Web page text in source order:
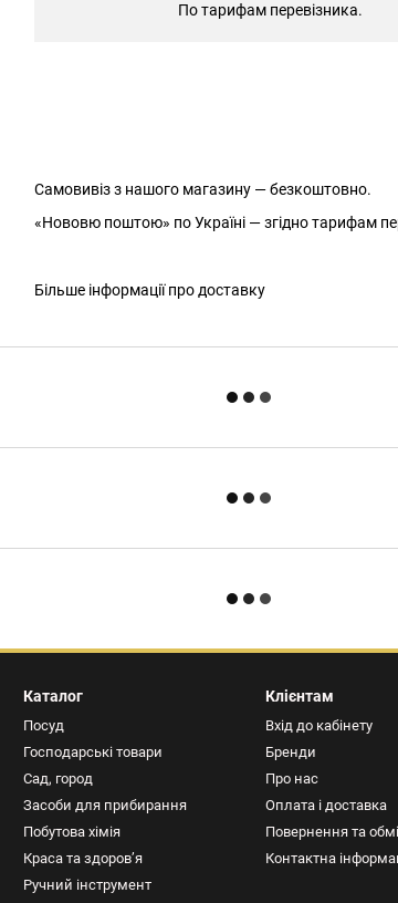
По тарифам перевізника.
Самовивіз з нашого магазину — безкоштовно.
«Нововю поштою» по Україні — згідно тарифам
Більше інформації про доставку
Каталог
Посуд
Господарські товари
Сад, город
Засоби для прибирання
Побутова хімія
Краса та здоров’я
Ручний інструмент
Клієнтам
Вхід до кабінету
Бренди
Про нас
Оплата і доставка
Повернення та
Контактна